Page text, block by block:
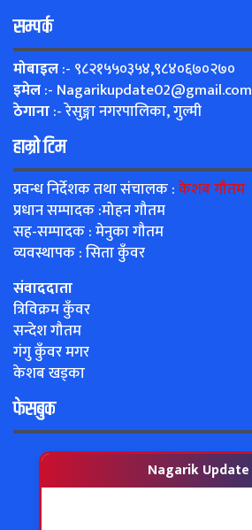
सम्पर्क
मोबाइल:- ९८२१५५०३५४,९८४०६७०२७०
इमेल:- Nagarikupdate02@gmail.com
ठेगाना:- रेसुङ्गा नगरपालिका, गुल्मी
हाम्रो टिम
प्रवन्ध निर्देशक तथा संचालक :केशब गौतम
प्रधान सम्पादक :मोहन गौतम
सह-सम्पादक : मेनुका गौतम
व्यवस्थापक : सिता कुँवर
संवाददाता
त्रिविक्रम कुँवर
सन्देश गौतम
गंगु कुँवर मगर
केशब खड्का
फेसबुक
Nagarik Update